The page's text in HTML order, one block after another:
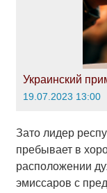
Украинский
19.07.2023 13:00
Зато лидер
пребывает в
расположении
эмиссаров с